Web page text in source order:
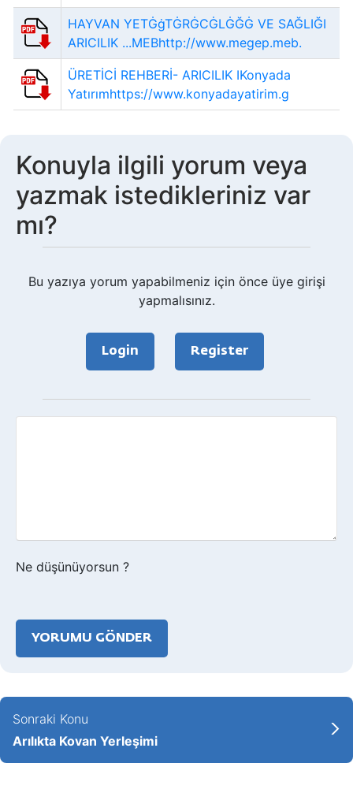
HAYVAN YETĠġTĠRĠCĠLĠĞĠ VE SAĞLIĞI
ARICILIK ...MEBhttp://www.megep.meb.
ÜRETİCİ REHBERİ- ARICILIK IKonyada
Yatırımhttps://www.konyadayatirim.g
Konuyla ilgili yorum veya
yazmak istedikleriniz var
mı?
Bu yazıya yorum yapabilmeniz için önce üye girişi
yapmalısınız.
Login Register
Ne düşünüyorsun ?
Sonraki Konu
Arılıkta Kovan Yerleşimi